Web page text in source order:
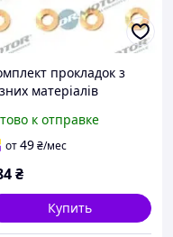
прокладок з
матеріалів
к отправке
от49₴/мес
₴
Купить